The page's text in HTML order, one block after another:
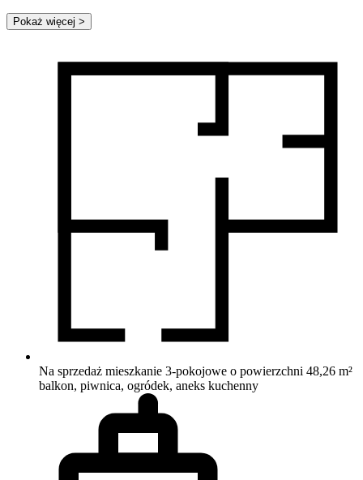
Pokaż więcej >
Na sprzedaż mieszkanie 3-pokojowe o powierzchni 48,26 m²
balkon, piwnica, ogródek, aneks kuchenny